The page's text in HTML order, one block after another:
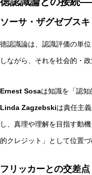
ソーサ・ザグゼブス
徳認識論は、認識評価の単
しながら、それを社会的・
Ernest Sosaは知識を「認
Linda Zagzebskiは責任主
し、真理や理解を目指す動
的クレジット」として位置
フリッカーとの交差点